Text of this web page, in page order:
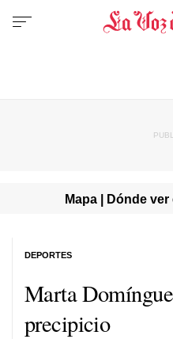
Mapa | Dónde
Marta
precipicio
DEPORTES